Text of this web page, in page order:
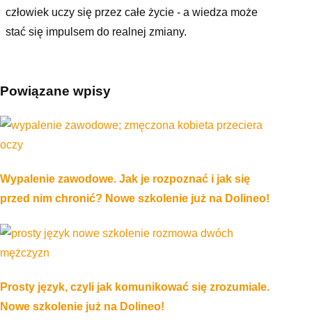
człowiek uczy się przez całe życie - a wiedza może
stać się impulsem do realnej zmiany.
Powiązane wpisy
Wypalenie zawodowe. Jak je rozpoznać i jak się
przed nim chronić? Nowe szkolenie już na Dolineo!
Prosty język, czyli jak komunikować się zrozumiale.
Nowe szkolenie już na Dolineo!